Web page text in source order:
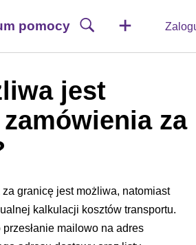
pomocy
jest
zamówienia za
granicę jest możliwa, natomiast
kalkulacji kosztów transportu.
mailowo na adres